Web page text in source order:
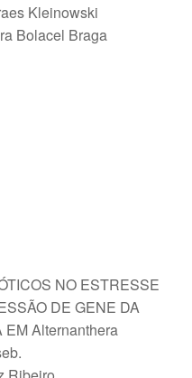
Kleinowski
Bolacel Braga
NO ESTRESSE
DE GENE DA
EM Alternanthera